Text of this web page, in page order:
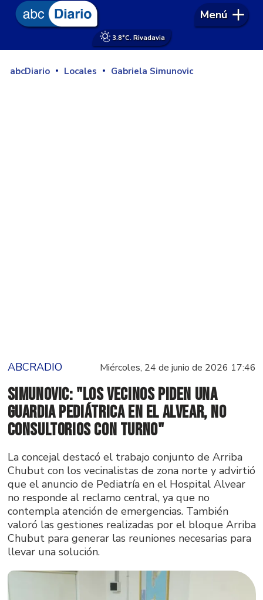
3.8°C. Rivadavia
Menú
abcDiario Locales Gabriela Simunovic
ABCRADIO Miércoles, 24 de junio de 2026 17:46
Simunovic: "Los vecinos piden una
guardia pediátrica en el Alvear, no
consultorios con turno"
La concejal destacó el trabajo conjunto de Arriba
Chubut con los vecinalistas de zona norte y advirtió
que el anuncio de Pediatría en el Hospital Alvear
no responde al reclamo central, ya que no
contempla atención de emergencias. También
valoró las gestiones realizadas por el bloque Arriba
Chubut para generar las reuniones necesarias para
llevar una solución.